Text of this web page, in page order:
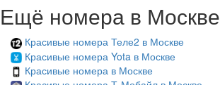
Ещё номера в Москве
Красивые номера Теле2 в Москве
Красивые номера Yota в Москве
Красивые номера в Москве